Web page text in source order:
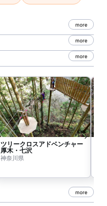
more
more
more
ツリークロスアドベンチャー
厚木・七沢
神奈川県
more